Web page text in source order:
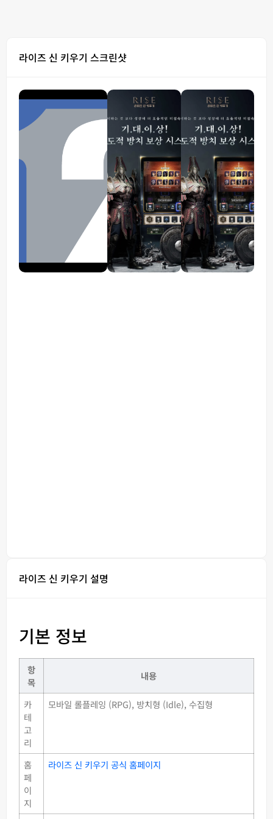
라이즈 신 키우기 스크린샷
라이즈 신 키우기 설명
기본 정보
항
목
내용
카
테
고
리
모바일 롤플레잉 (RPG), 방치형 (Idle), 수집형
홈
페
이
지
라이즈 신 키우기 공식 홈페이지